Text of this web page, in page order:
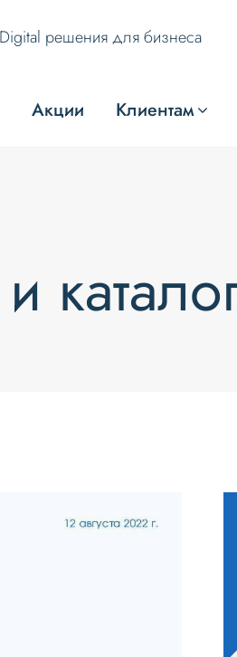
Digital решения для бизнеса
Акции Клиентам